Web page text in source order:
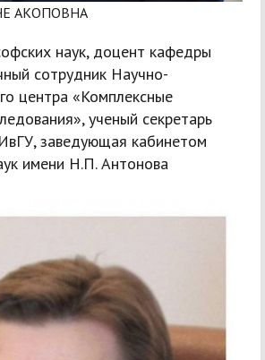
АКОПОВНА
наук, доцент кафедры
сотрудник Научно-
центра «Комплексные
ученый секретарь
заведующая кабинетом
имени Н.П. Антонова